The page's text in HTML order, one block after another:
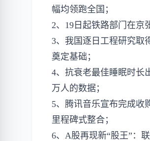
幅均领跑全国；
2、19日起铁路部门在京
3、我国逐日工程研究取
奠定基础；
4、抗衰老最佳睡眠时长
万人的数据；
5、腾讯音乐宣布完成收
里程碑式整合；
6、A股再现新“股王”：